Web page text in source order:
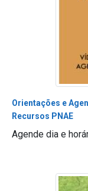
Orientações e
Recursos PNAE
Agende dia e